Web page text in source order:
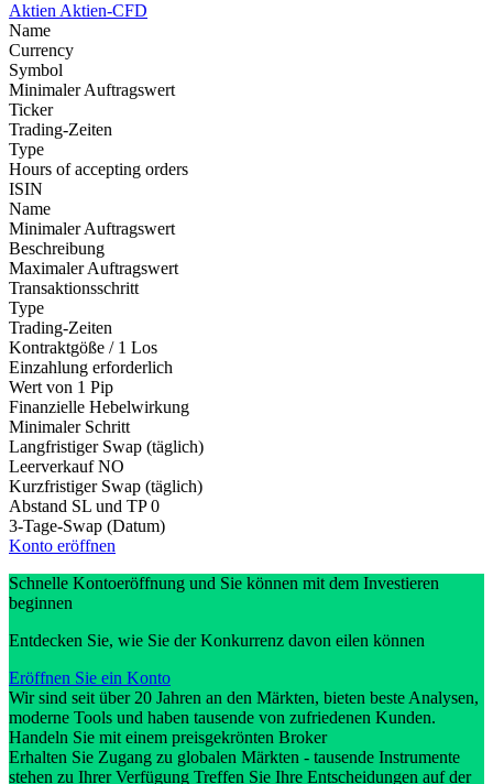
Aktien Aktien-CFD
Name
Currency
Symbol
Minimaler Auftragswert
Ticker
Trading-Zeiten
Type
Hours of accepting orders
ISIN
Name
Minimaler Auftragswert
Beschreibung
Maximaler Auftragswert
Transaktionsschritt
Type
Trading-Zeiten
Kontraktgöße / 1 Los
Einzahlung erforderlich
Wert von 1 Pip
Finanzielle Hebelwirkung
Minimaler Schritt
Langfristiger Swap (täglich)
Leerverkauf NO
Kurzfristiger Swap (täglich)
Abstand SL und TP 0
3-Tage-Swap (Datum)
Konto eröffnen
Schnelle Kontoeröffnung und Sie können mit dem Investieren
beginnen
Entdecken Sie, wie Sie der Konkurrenz davon eilen können
Eröffnen Sie ein Konto
Wir sind seit über 20 Jahren an den Märkten, bieten beste Analysen,
moderne Tools und haben tausende von zufriedenen Kunden.
Handeln Sie mit einem preisgekrönten Broker
Erhalten Sie Zugang zu globalen Märkten - tausende Instrumente
stehen zu Ihrer Verfügung Treffen Sie Ihre Entscheidungen auf der